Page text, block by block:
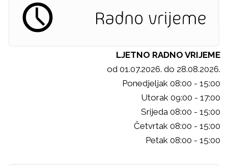
LJETNO RADNO VRIJEME
od 01.07.2026. do 28.08.2026.
Ponedjeljak 08:00 - 15:00
Utorak 09:00 - 17:00
Srijeda 08:00 - 15:00
Četvrtak 08:00 - 15:00
Petak 08:00 - 15:00